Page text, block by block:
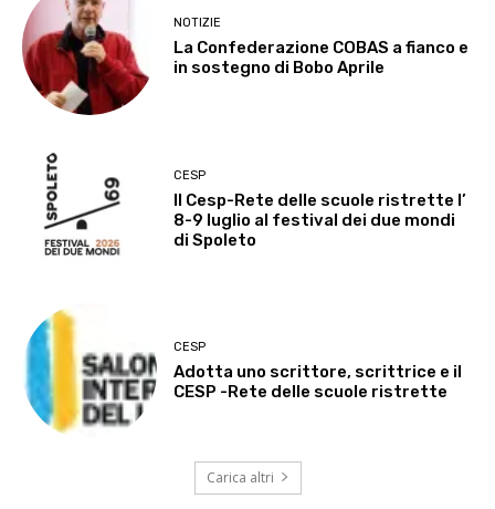
NOTIZIE
La Confederazione COBAS a fianco e
in sostegno di Bobo Aprile
CESP
Il Cesp-Rete delle scuole ristrette l’
8-9 luglio al festival dei due mondi
di Spoleto
CESP
Adotta uno scrittore, scrittrice e il
CESP -Rete delle scuole ristrette
Carica altri